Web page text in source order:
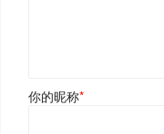
你的昵称*